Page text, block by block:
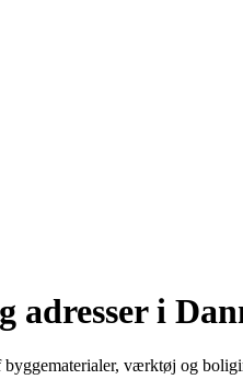
adresser i
værktøj og